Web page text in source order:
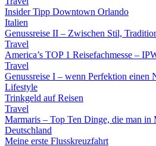
Insider Tipp Downtown Orlando
Italien
Genussreise II – Zwischen Stil,
Travel
America’s TOP 1 Reisefachmesse –
Travel
Genussreise I – wenn Perfektion einen
Lifestyle
Trinkgeld auf Reisen
Travel
Marmaris – Top Ten Dinge, die man in
Deutschland
Meine erste Flusskreuzfahrt